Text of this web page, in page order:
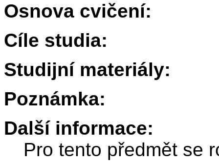
Osnova cvičení:
Cíle studia:
Studijní materiály:
Poznámka:
Další informace:
Pro tento předmět se